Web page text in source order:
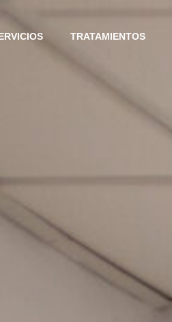
TRATAMIENTOS